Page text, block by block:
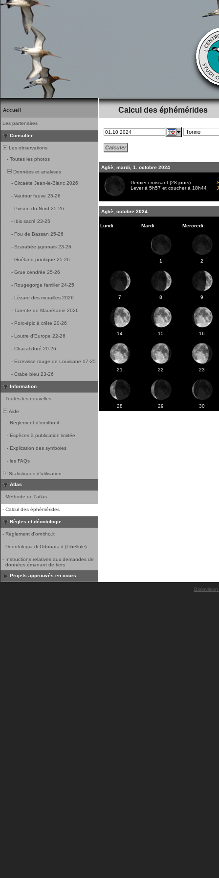
Accueil
Les partenaires
Consulter
Les observations
- Toutes les photos
Données et analyses
- Circaète Jean-le-Blanc 2026
- Vautour fauve 25-26
- Pinson du Nord 25-26
- Ibis sacré 23-25
- Fou de Bassan 25-26
- Scarabée japonais 23-26
- Goéland pontique 25-26
- Grue cendrée 25-26
- Rougegorge familier 24-25
- Lézard des murailles 2026
- Tarente de Maurétanie 2026
- Porc-épic à crête 20-26
- Loutre d'Europe 22-26
- Chacal doré 20-26
- Ecrevisse rouge de Louisiane 17-25
- Crabe bleu 23-26
Information
- Toutes les nouvelles
Aide
- Réglement d'ornitho.it
- Espèces à publication limitée
- Explication des symboles
- les FAQs
Statistiques d'utilisation
Atlas
- Méthode de l'atlas
- Calcul des éphémérides
Règles et déontologie
- Réglement d'ornitho.it
- Deontologia di Odonata.it (Libellule)
- Instructions relatives aux demandes de
données émanant de tiers
Projets approuvés en cours
Calcul des éphémérides
Agliè, mardi, 1. octobre 2024
Dernier croissant (28 jours)
Lever à 5h57 et coucher à 18h44
Agliè, octobre 2024
Lundi Mardi Mercredi
1 2
7 8 9
14 15 16
21 22 23
28 29 30
Biolovision